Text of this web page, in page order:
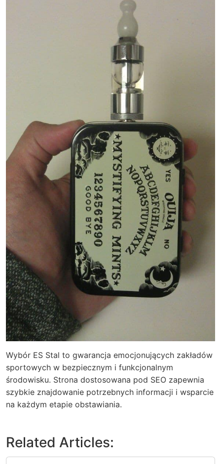
Wybór ES Stal to gwarancja emocjonujących zakładów
sportowych w bezpiecznym i funkcjonalnym
środowisku. Strona dostosowana pod SEO zapewnia
szybkie znajdowanie potrzebnych informacji i wsparcie
na każdym etapie obstawiania.
Related Articles: